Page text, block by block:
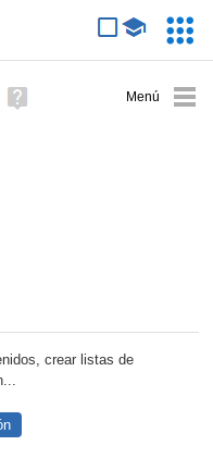
avanzada
Ayuda
(en
crear listas de